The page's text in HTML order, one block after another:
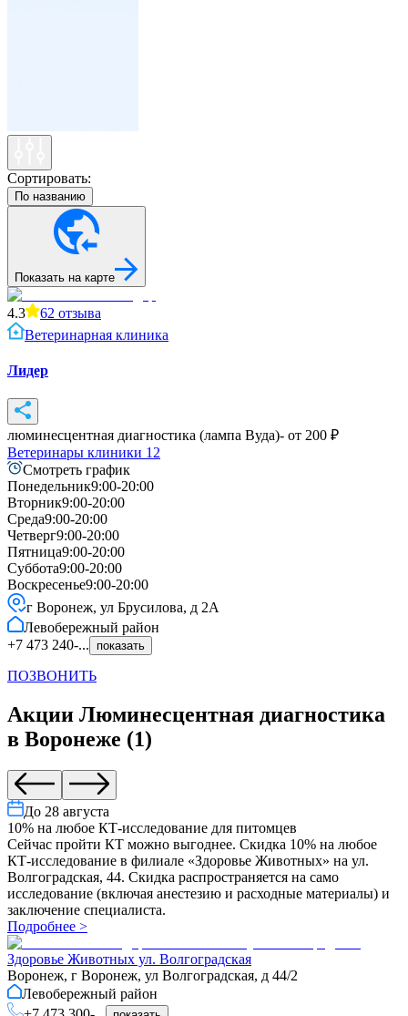
Сортировать:
По названию
Показать на карте
4.3 62 отзыва
Ветеринарная клиника
Лидер
люминесцентная диагностика (лампа Вуда)- от 200 ₽
Ветеринары клиники 12
Смотреть график
Понедельник9:00-20:00
Вторник9:00-20:00
Среда9:00-20:00
Четверг9:00-20:00
Пятница9:00-20:00
Суббота9:00-20:00
Воскресенье9:00-20:00
г Воронеж, ул Брусилова, д 2А
Левобережный район
+7 473 240-...
показать
ПОЗВОНИТЬ
Акции Люминесцентная диагностика
в Воронеже (1)
До 28 августа
10% на любое КТ-исследование для питомцев
Сейчас пройти КТ можно выгоднее. Скидка 10% на любое
КТ-исследование в филиале «Здоровье Животных» на ул.
Волгоградская, 44. Скидка распространяется на само
исследование (включая анестезию и расходные материалы) и
заключение специалиста.
Подробнее >
Здоровье Животных ул. Волгоградская
Воронеж, г Воронеж, ул Волгоградская, д 44/2
Левобережный район